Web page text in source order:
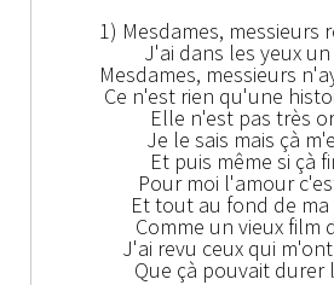
1) Mesdames, messieurs
J'ai dans les yeux
Mesdames, messieurs
Ce n'est rien qu'une
Elle n'est pas très
Je le sais mais çà
Et puis même si çà
Pour moi l'amour
Et tout au fond de ma
Comme un vieux film
J'ai revu ceux qui
Que çà pouvait durer